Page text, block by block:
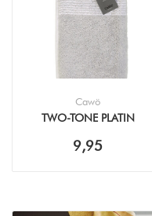
Cawö
TWO-TONE PLATIN
9,95